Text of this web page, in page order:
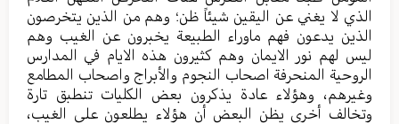
الذي لا یغني عن الیقین شیئاً ظن؛ وهم من الذین یتخرصون
الذین یدعون فهم ماوراء الطبيعة یخبرون عن الغیب وهم
لیس لهم نور الایمان وهم کثیرون هذه الایام في المدارس
الروحیة المنحرفة اصحاب النجوم والأبراج واصحاب المطامع
وغیرهم، وهؤلاء عادة یذکرون بعض الکلیات تنطبق تارة
وتخالف أخری یظن البعض أن هؤلاء یطلعون علی الغیب،